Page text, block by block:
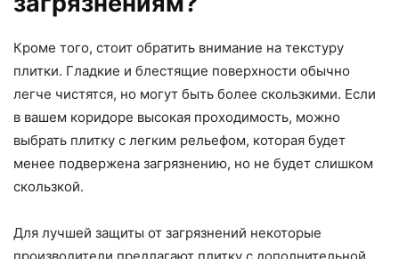
Кроме того, стоит обратить внимание на текстуру
плитки. Гладкие и блестящие поверхности обычно
легче чистятся, но могут быть более скользкими. Если
в вашем коридоре высокая проходимость, можно
выбрать плитку с легким рельефом, которая будет
менее подвержена загрязнению, но не будет слишком
скользкой.
Для лучшей защиты от загрязнений некоторые